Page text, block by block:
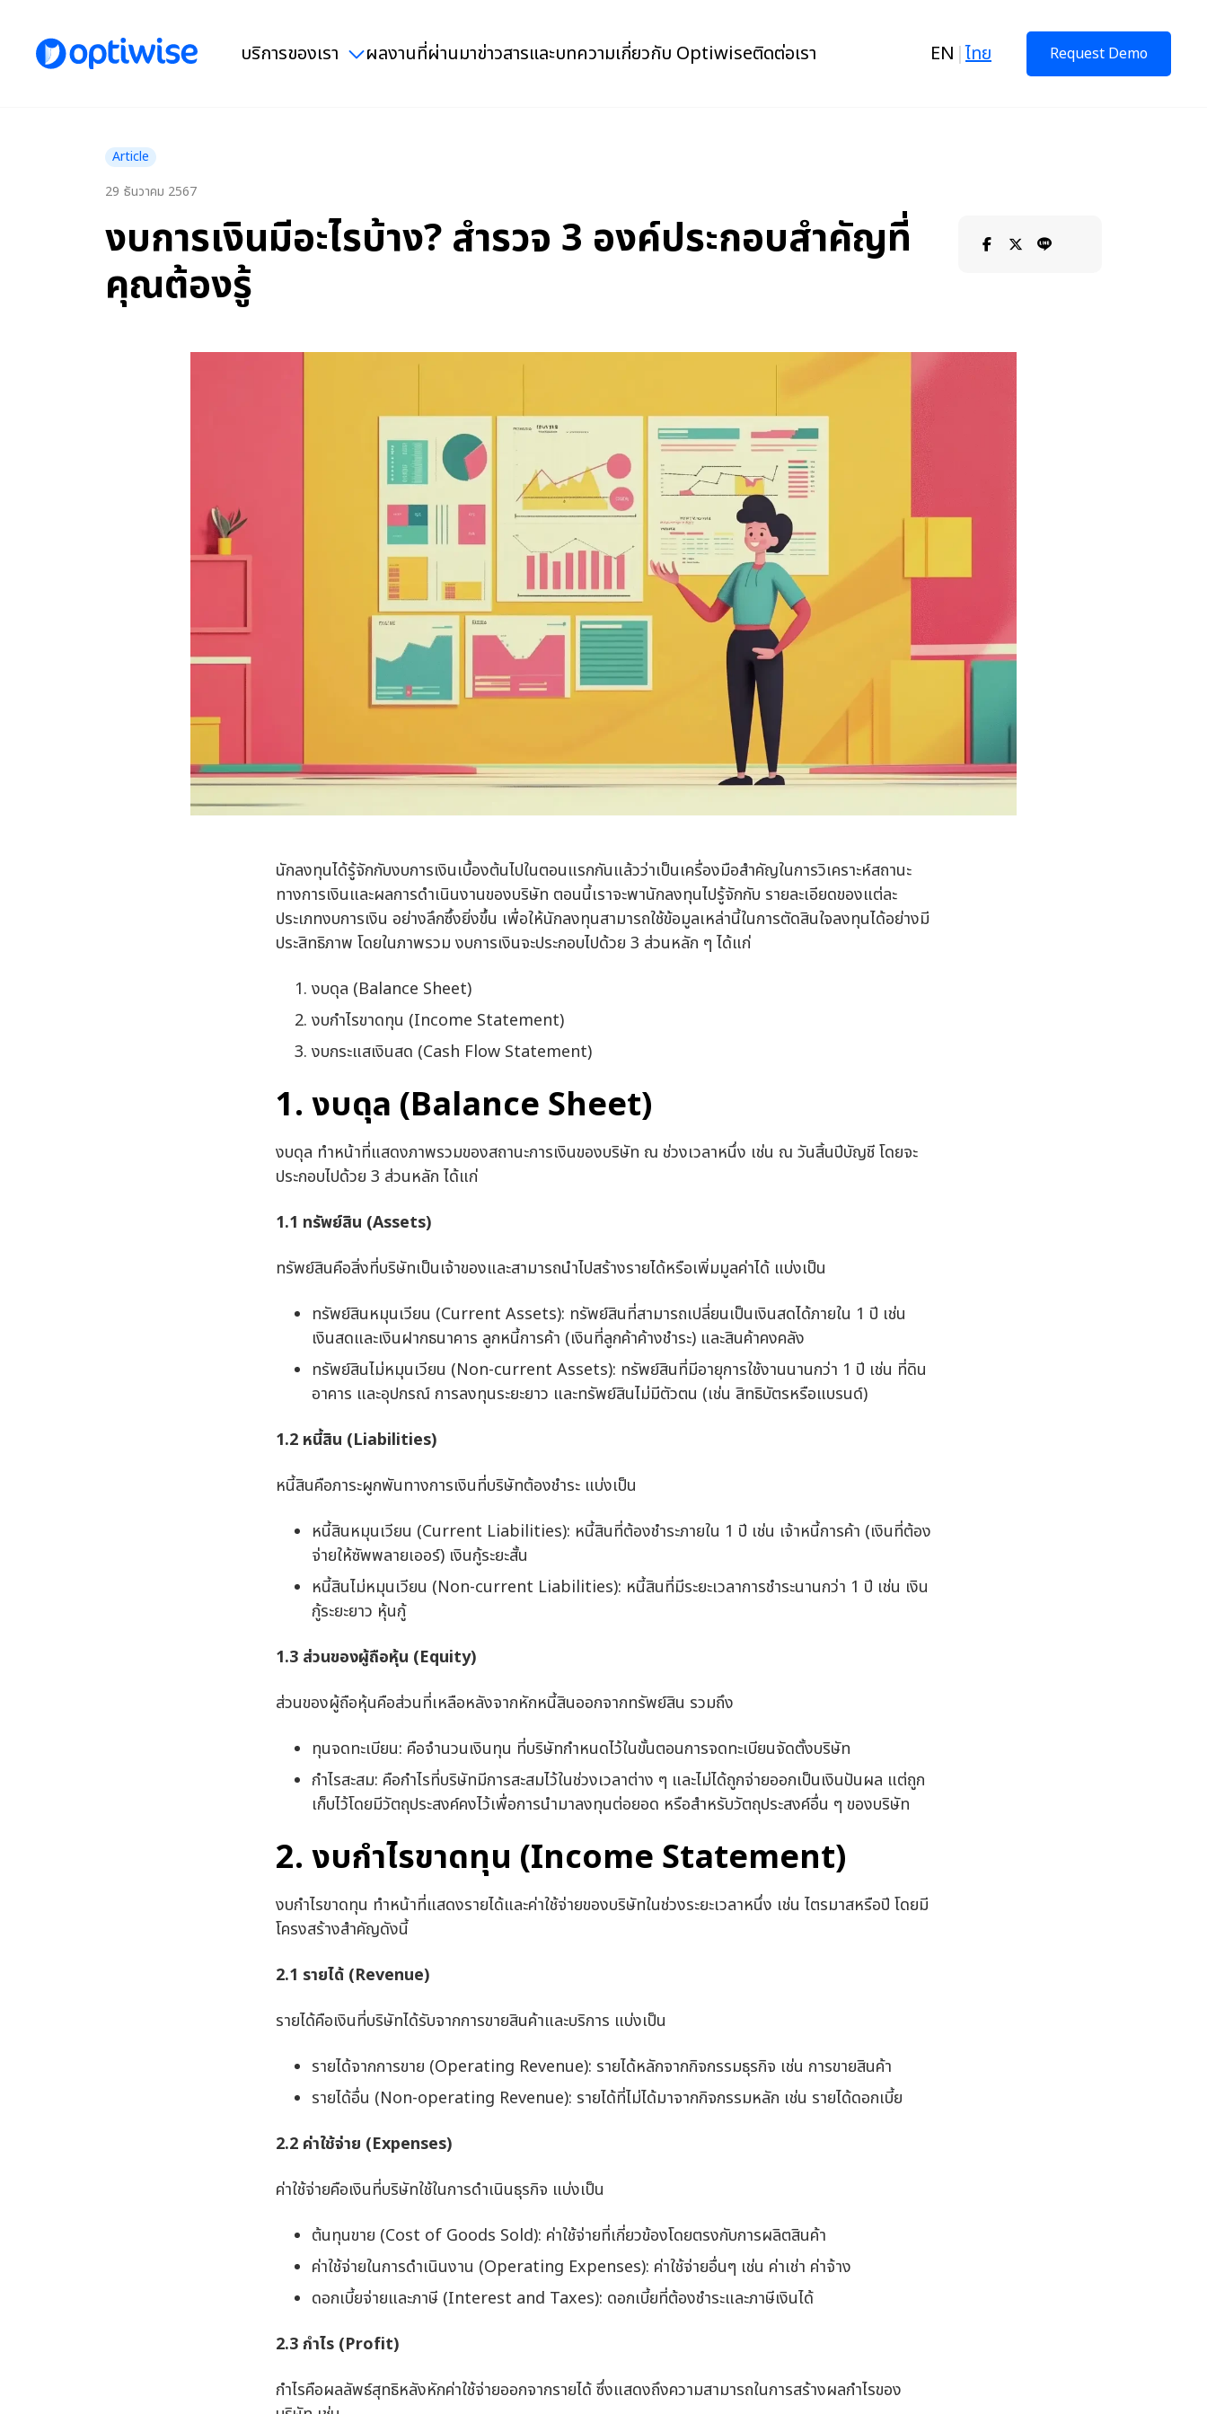
EN |ไทย
บริการของเรา ผลงานที่ผ่านมาข่าวสารและบทความเกี่ยวกับ Optiwiseติดต่อเรา Request Demo
Article
29 ธันวาคม 2567
งบการเงินมีอะไรบ้าง? สำรวจ 3 องค์ประกอบสำคัญที่
คุณต้องรู้
นักลงทุนได้รู้จักกับงบการเงินเบื้องต้นไปในตอนแรกกันแล้วว่าเป็นเครื่องมือสำคัญในการวิเคราะห์สถานะ
ทางการเงินและผลการดำเนินงานของบริษัท ตอนนี้เราจะพานักลงทุนไปรู้จักกับ รายละเอียดของแต่ละ
ประเภทงบการเงิน อย่างลึกซึ้งยิ่งขึ้น เพื่อให้นักลงทุนสามารถใช้ข้อมูลเหล่านี้ในการตัดสินใจลงทุนได้อย่างมี
ประสิทธิภาพ โดยในภาพรวม งบการเงินจะประกอบไปด้วย 3 ส่วนหลัก ๆ ได้แก่
งบดุล (Balance Sheet)
งบกำไรขาดทุน (Income Statement)
งบกระแสเงินสด (Cash Flow Statement)
1. งบดุล (Balance Sheet)
งบดุล ทำหน้าที่แสดงภาพรวมของสถานะการเงินของบริษัท ณ ช่วงเวลาหนึ่ง เช่น ณ วันสิ้นปีบัญชี โดยจะ
ประกอบไปด้วย 3 ส่วนหลัก ได้แก่
1.1 ทรัพย์สิน (Assets)
ทรัพย์สินคือสิ่งที่บริษัทเป็นเจ้าของและสามารถนำไปสร้างรายได้หรือเพิ่มมูลค่าได้ แบ่งเป็น
ทรัพย์สินหมุนเวียน (Current Assets): ทรัพย์สินที่สามารถเปลี่ยนเป็นเงินสดได้ภายใน 1 ปี เช่น
เงินสดและเงินฝากธนาคาร ลูกหนี้การค้า (เงินที่ลูกค้าค้างชำระ) และสินค้าคงคลัง
ทรัพย์สินไม่หมุนเวียน (Non-current Assets): ทรัพย์สินที่มีอายุการใช้งานนานกว่า 1 ปี เช่น ที่ดิน
อาคาร และอุปกรณ์ การลงทุนระยะยาว และทรัพย์สินไม่มีตัวตน (เช่น สิทธิบัตรหรือแบรนด์)
1.2 หนี้สิน (Liabilities)
หนี้สินคือภาระผูกพันทางการเงินที่บริษัทต้องชำระ แบ่งเป็น
หนี้สินหมุนเวียน (Current Liabilities): หนี้สินที่ต้องชำระภายใน 1 ปี เช่น เจ้าหนี้การค้า (เงินที่ต้อง
จ่ายให้ซัพพลายเออร์) เงินกู้ระยะสั้น
หนี้สินไม่หมุนเวียน (Non-current Liabilities): หนี้สินที่มีระยะเวลาการชำระนานกว่า 1 ปี เช่น เงิน
กู้ระยะยาว หุ้นกู้
1.3 ส่วนของผู้ถือหุ้น (Equity)
ส่วนของผู้ถือหุ้นคือส่วนที่เหลือหลังจากหักหนี้สินออกจากทรัพย์สิน รวมถึง
ทุนจดทะเบียน: คือจำนวนเงินทุน ที่บริษัทกำหนดไว้ในขั้นตอนการจดทะเบียนจัดตั้งบริษัท
กำไรสะสม: คือกำไรที่บริษัทมีการสะสมไว้ในช่วงเวลาต่าง ๆ และไม่ได้ถูกจ่ายออกเป็นเงินปันผล แต่ถูก
เก็บไว้โดยมีวัตถุประสงค์คงไว้เพื่อการนำมาลงทุนต่อยอด หรือสำหรับวัตถุประสงค์อื่น ๆ ของบริษัท
2. งบกำไรขาดทุน (Income Statement)
งบกำไรขาดทุน ทำหน้าที่แสดงรายได้และค่าใช้จ่ายของบริษัทในช่วงระยะเวลาหนึ่ง เช่น ไตรมาสหรือปี โดยมี
โครงสร้างสำคัญดังนี้
2.1 รายได้ (Revenue)
รายได้คือเงินที่บริษัทได้รับจากการขายสินค้าและบริการ แบ่งเป็น
รายได้จากการขาย (Operating Revenue): รายได้หลักจากกิจกรรมธุรกิจ เช่น การขายสินค้า
รายได้อื่น (Non-operating Revenue): รายได้ที่ไม่ได้มาจากกิจกรรมหลัก เช่น รายได้ดอกเบี้ย
2.2 ค่าใช้จ่าย (Expenses)
ค่าใช้จ่ายคือเงินที่บริษัทใช้ในการดำเนินธุรกิจ แบ่งเป็น
ต้นทุนขาย (Cost of Goods Sold): ค่าใช้จ่ายที่เกี่ยวข้องโดยตรงกับการผลิตสินค้า
ค่าใช้จ่ายในการดำเนินงาน (Operating Expenses): ค่าใช้จ่ายอื่นๆ เช่น ค่าเช่า ค่าจ้าง
ดอกเบี้ยจ่ายและภาษี (Interest and Taxes): ดอกเบี้ยที่ต้องชำระและภาษีเงินได้
2.3 กำไร (Profit)
กำไรคือผลลัพธ์สุทธิหลังหักค่าใช้จ่ายออกจากรายได้ ซึ่งแสดงถึงความสามารถในการสร้างผลกำไรของ